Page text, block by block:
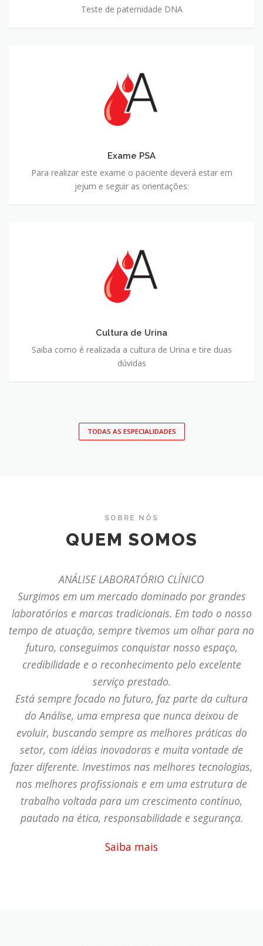
Teste de paternidade DNA
Exame PSA
Para realizar este exame o paciente deverá estar em
jejum e seguir as orientações:
Cultura de Urina
Saiba como é realizada a cultura de Urina e tire duas
dúvidas
TODAS AS ESPECIALIDADES
SOBRE NÓS
QUEM SOMOS
ANÁLISE LABORATÓRIO CLÍNICO
Surgimos em um mercado dominado por grandes
laboratórios e marcas tradicionais. Em todo o nosso
tempo de atuação, sempre tivemos um olhar para no
futuro, conseguimos conquistar nosso espaço,
credibilidade e o reconhecimento pelo excelente
serviço prestado.
Está sempre focado no futuro, faz parte da cultura
do Análise, uma empresa que nunca deixou de
evoluir, buscando sempre as melhores práticas do
setor, com idéias inovadoras e muita vontade de
fazer diferente. Investimos nas melhores tecnologias,
nos melhores profissionais e em uma estrutura de
trabalho voltada para um crescimento contínuo,
pautado na ética, responsabilidade e segurança.
Saiba mais